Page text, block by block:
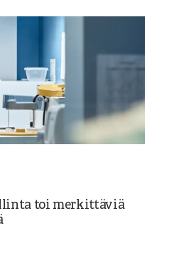
toi merkittäviä